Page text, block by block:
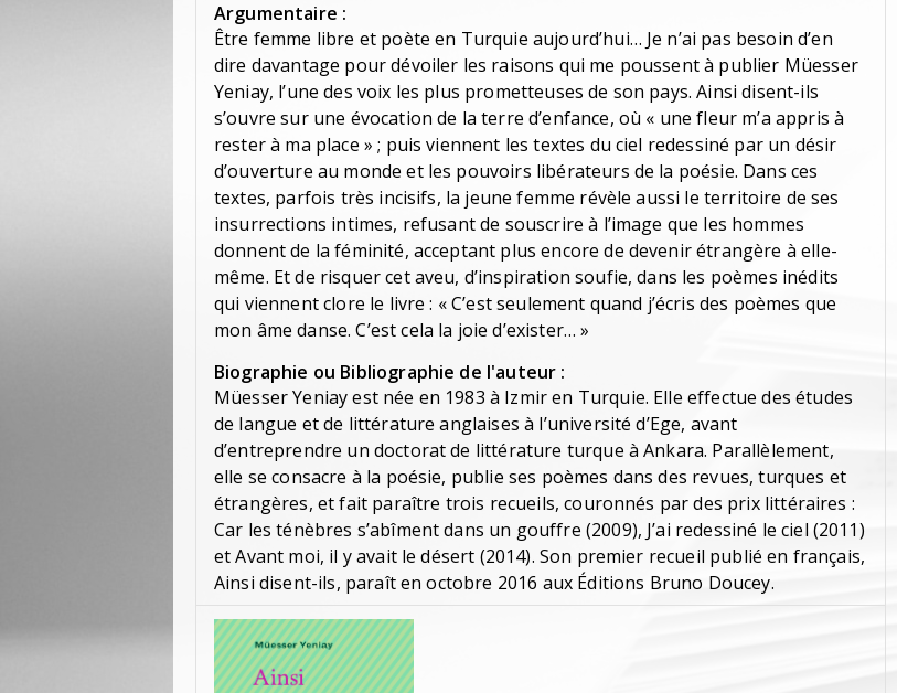
Argumentaire :
Être femme libre et poète en Turquie aujourd’hui… Je n’ai pas besoin d’en
dire davantage pour dévoiler les raisons qui me poussent à publier Müesser
Yeniay, l’une des voix les plus prometteuses de son pays. Ainsi disent-ils
s’ouvre sur une évocation de la terre d’enfance, où « une fleur m’a appris à
rester à ma place » ; puis viennent les textes du ciel redessiné par un désir
d’ouverture au monde et les pouvoirs libérateurs de la poésie. Dans ces
textes, parfois très incisifs, la jeune femme révèle aussi le territoire de ses
insurrections intimes, refusant de souscrire à l’image que les hommes
donnent de la féminité, acceptant plus encore de devenir étrangère à elle-
même. Et de risquer cet aveu, d’inspiration soufie, dans les poèmes inédits
qui viennent clore le livre : « C’est seulement quand j’écris des poèmes que
mon âme danse. C’est cela la joie d’exister… »
Biographie ou Bibliographie de l'auteur :
Müesser Yeniay est née en 1983 à Izmir en Turquie. Elle effectue des études
de langue et de littérature anglaises à l’université d’Ege, avant
d’entreprendre un doctorat de littérature turque à Ankara. Parallèlement,
elle se consacre à la poésie, publie ses poèmes dans des revues, turques et
étrangères, et fait paraître trois recueils, couronnés par des prix littéraires :
Car les ténèbres s’abîment dans un gouffre (2009), J’ai redessiné le ciel (2011)
et Avant moi, il y avait le désert (2014). Son premier recueil publié en français,
Ainsi disent-ils, paraît en octobre 2016 aux Éditions Bruno Doucey.